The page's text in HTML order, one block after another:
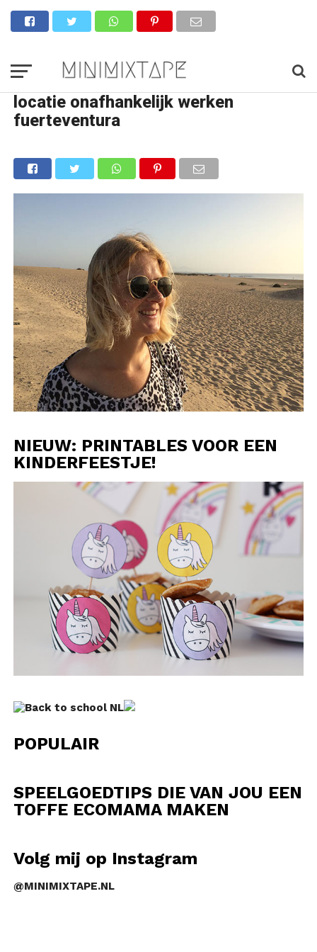
locatie onafhankelijk werken
fuerteventura
NIEUW: PRINTABLES VOOR EEN
KINDERFEESTJE!
POPULAIR
SPEELGOEDTIPS DIE VAN JOU EEN
TOFFE ECOMAMA MAKEN
Volg mij op Instagram
@MINIMIXTAPE.NL